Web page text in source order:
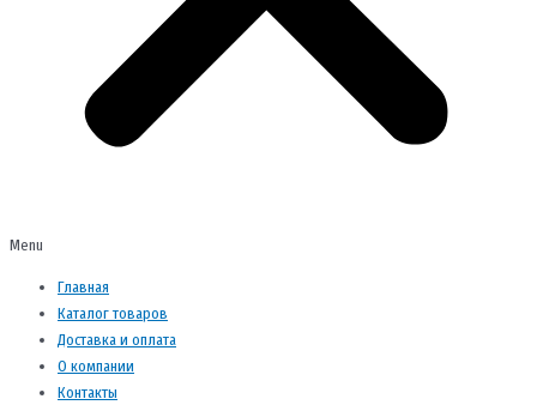
Menu
Главная
Каталог товаров
Доставка и оплата
О компании
Контакты